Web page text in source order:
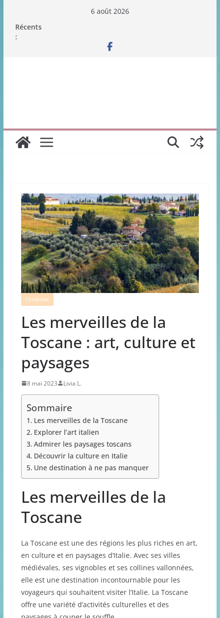
contenu
6 août 2026
Récents
:
TOURISME
Les merveilles de la
Toscane : art, culture et
paysages
8 mai 2023 Livia L.
Sommaire
Les merveilles de la Toscane
Explorer l’art italien
Admirer les paysages toscans
Découvrir la culture en Italie
Une destination à ne pas manquer
Les merveilles de la
Toscane
La Toscane est une des régions les plus riches en art,
en culture et en paysages d’Italie. Avec ses villes
médiévales, ses vignobles et ses collines vallonnées,
elle est une destination incontournable pour les
voyageurs qui souhaitent visiter l’Italie. La Toscane
offre une variété d’activités culturelles et des